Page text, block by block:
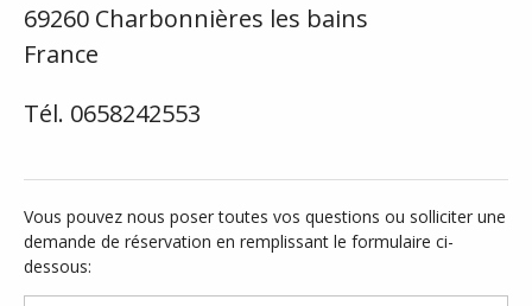
69260 Charbonnières les bains
France
Tél. 0658242553
Vous pouvez nous poser toutes vos questions ou solliciter une
demande de réservation en remplissant le formulaire ci-
dessous: